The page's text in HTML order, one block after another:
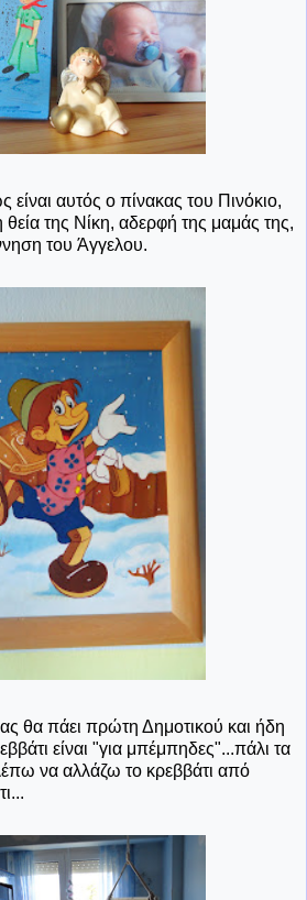
αυτός ο πίνακας του Πινόκιο,
της Νίκη, αδερφή της μαμάς της,
του Άγγελου.
θα πάει πρώτη Δημοτικού και ήδη
είναι "για μπέμπηδες"...πάλι τα
να αλλάζω το κρεββάτι από